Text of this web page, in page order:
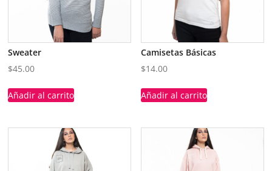
Sweater
$45.00
Añadir al carrito
Camisetas Básicas
$14.00
Añadir al carrito